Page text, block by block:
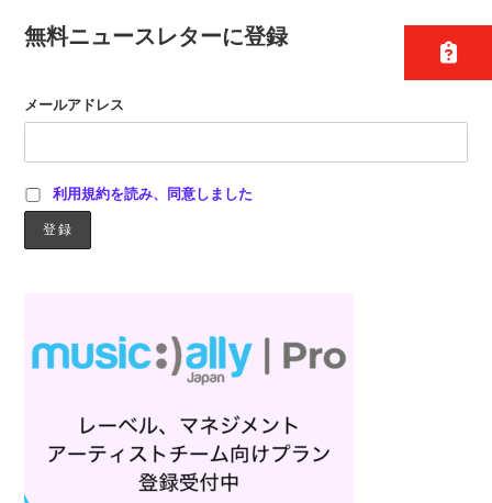
無料ニュースレターに登録
メールアドレス
利用規約を読み、同意しました